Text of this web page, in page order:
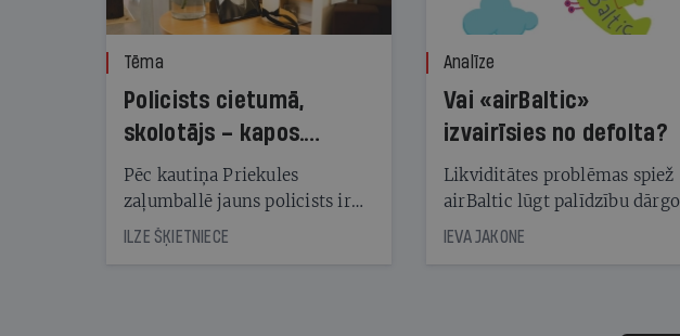
Tēma
Policists cietumā,
skolotājs – kapos.
Reibuma cena Priekulē
Pēc kautiņa Priekules
zaļumballē jauns policists ir
nonācis cietumā, bet
cienījams pedagogs — kapos.
ILZE ŠĶIETNIECE
Analīze
Vai «airBaltic»
izvairīsies no defolta?
Likviditātes problēmas spiež
airBaltic lūgt palīdzību dārgo
obligāciju turētājiem, taču
samaksāt augstos procentus,
IEVA JAKONE